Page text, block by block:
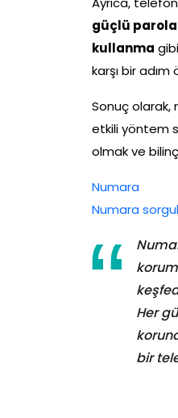
güçlü
kullanma
karşı bir
Sonuç olarak,
etkili yöntem
olmak ve
Numara
Numara
Her
bir